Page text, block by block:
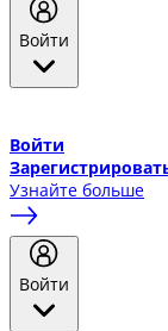
Войти
Войти
Узнайте больше
Войти